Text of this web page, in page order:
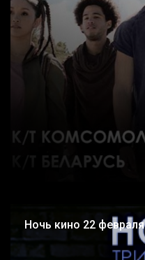
Ночь кино 22 февраля